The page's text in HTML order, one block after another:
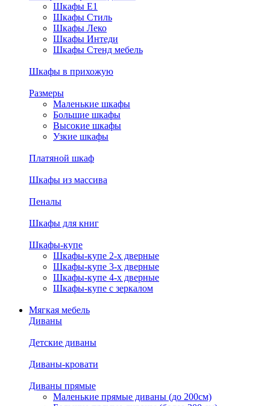
Шкафы E1
Шкафы Стиль
Шкафы Леко
Шкафы Интеди
Шкафы Стенд мебель
Шкафы в прихожую
Размеры
Маленькие шкафы
Большие шкафы
Высокие шкафы
Узкие шкафы
Платяной шкаф
Шкафы из массива
Пеналы
Шкафы для книг
Шкафы-купе
Шкафы-купе 2-х дверные
Шкафы-купе 3-х дверные
Шкафы-купе 4-х дверные
Шкафы-купе с зеркалом
Мягкая мебель
Диваны
Детские диваны
Диваны-кровати
Диваны прямые
Маленькие прямые диваны (до 200см)